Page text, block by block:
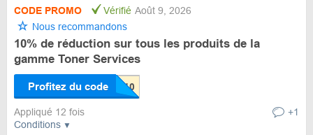
Conditions
CODE PROMO Vérifié Août 9, 2026
Nous recommandons
10% de réduction sur tous les produits de la
gamme Toner Services
Profitez du code
Appliqué 12 fois +1